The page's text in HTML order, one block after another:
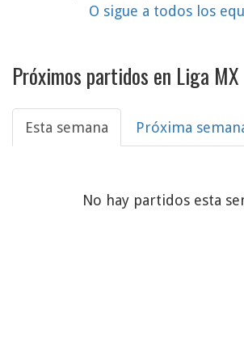
O sigue a todos los
Próximos partidos en Liga
Esta semana Próxima
No hay partidos esta